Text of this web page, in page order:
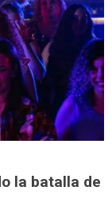
la batalla de